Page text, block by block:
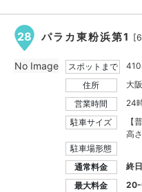
28 パラカ東粉浜第1
スポットまで
住所
大
営業時間
24
駐車サイズ
【
高
駐車場形態
通常料金
終
最大料金
No Image